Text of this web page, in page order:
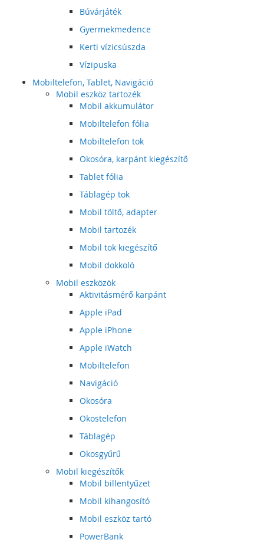
Búvárjáték
Gyermekmedence
Kerti vízicsúszda
Vízipuska
Mobiltelefon, Tablet, Navigáció
Mobil eszköz tartozék
Mobil akkumulátor
Mobiltelefon fólia
Mobiltelefon tok
Okosóra, karpánt kiegészítő
Tablet fólia
Táblagép tok
Mobil töltő, adapter
Mobil tartozék
Mobil tok kiegészítő
Mobil dokkoló
Mobil eszközök
Aktivitásmérő karpánt
Apple iPad
Apple iPhone
Apple iWatch
Mobiltelefon
Navigáció
Okosóra
Okostelefon
Táblagép
Okosgyűrű
Mobil kiegészítők
Mobil billentyűzet
Mobil kihangosító
Mobil eszköz tartó
PowerBank